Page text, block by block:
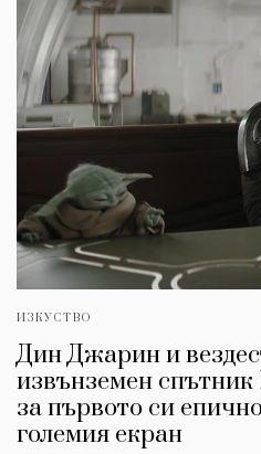
ИЗКУСТВО
Дин Джарин и
извънземен
за първото си
големия екран